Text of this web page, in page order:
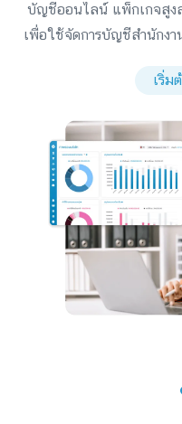
บัญชีออนไลน์ แพ็กเกจสูง
เพื่อใช้จัดการบัญชีสำนักง
เริ่ม